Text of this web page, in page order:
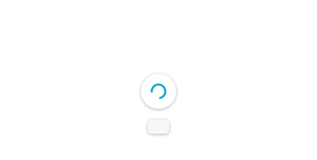
DearFlip: Loading PDF 9% ...